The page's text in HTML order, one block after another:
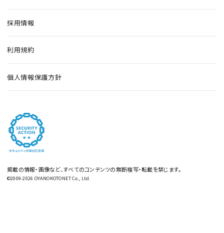
採用情報
利用規約
個人情報保護方針
掲載の情報・画像など、すべてのコンテンツの無断複写・転載を禁じます。
©2009-2026 OYANOKOTONET Co., Ltd.